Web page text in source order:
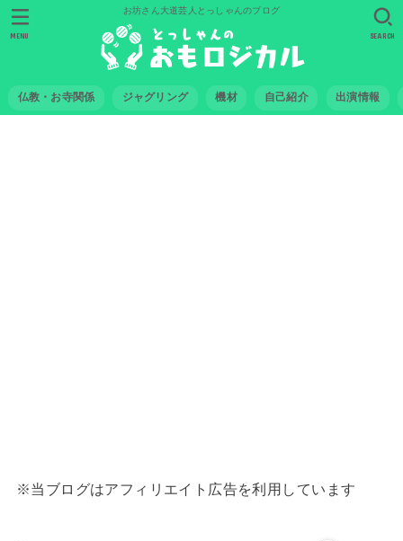
お坊さん大道芸人とっしゃんのブログ
仏教・お寺関係 ジャグリング 機材 自己紹介 出演情報
SEARCH
MENU
※当ブログはアフィリエイト広告を利用しています